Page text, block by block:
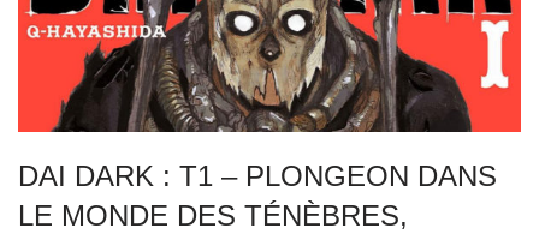
DAI DARK : T1 – PLONGEON DANS
LE MONDE DES TÉNÈBRES,